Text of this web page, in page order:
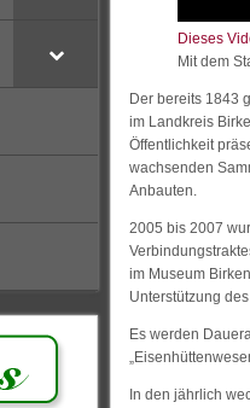
Dieses
Mit dem
Der bereits 1843
im Landkreis
Öffentlichkeit
wachsenden
Anbauten.
2005 bis 2007
im Museum
Unterstützung
Es werden
In den jährlich